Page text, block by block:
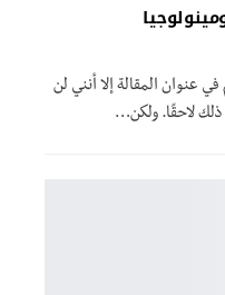
عنوان المقالة إلا أنني لن
ذلك لاحقًا. ولكن…